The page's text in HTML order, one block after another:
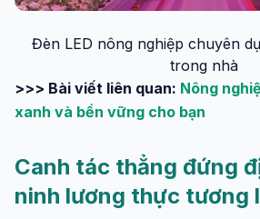
Đèn LED nông nghiệp chuyên
trong nhà
>>> Bài viết liên quan: Nông
xanh và bền vững cho bạn
Canh tác thẳng đứng
ninh lương thực tương